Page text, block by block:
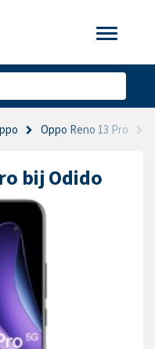
Toggle
Oppo Reno 13 Pro
bij Odido